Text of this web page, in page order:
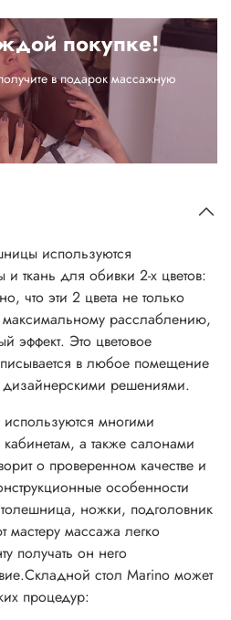
покупке!
в подарок массажную
используются
и ткань для обивки 2-х цветов:
что эти 2 цвета не только
максимальному расслаблению,
эффект. Это цветовое
в любое помещение
решениями.
многими
а также салонами
о проверенном качестве и
особенности
ножки, подголовник
мастеру массажа легко
получать он него
стол Marino может
процедур: